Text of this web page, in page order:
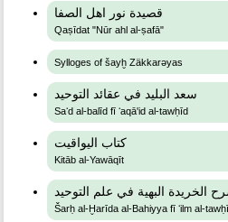
قصيدة نور اهل الصفا
Qaṣīdat "Nūr ahl al-ṣafā"
Sylloges of šayḫ Zäkkarǝyas
سعد البليد في عقائد التوحيد
Saʻd al-balīd fī ʻaqā'id al-tawḥīd
كتاب اليواقيت
Kitāb al-Yawāqīt
الخريدة البهية في علم التوحيد
Šarḥ al-Ḫarīda al-Bahiyya fī ʻilm al-